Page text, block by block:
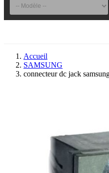
Accueil
SAMSUNG
connecteur dc jack